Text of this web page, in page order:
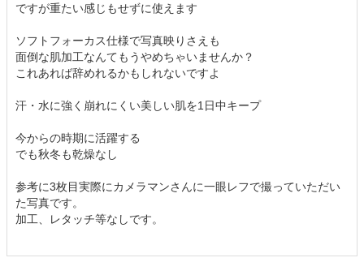
ですが重たい感じもせずに使えます
ソフトフォーカス仕様で写真映りさえも
面倒な肌加工なんてもうやめちゃいませんか？
これあれば辞めれるかもしれないですよ
汗・水に強く崩れにくい美しい肌を1日中キープ
今からの時期に活躍する
でも秋冬も乾燥なし
参考に3枚目実際にカメラマンさんに一眼レフで撮っていただい
た写真です。
加工、レタッチ等なしです。